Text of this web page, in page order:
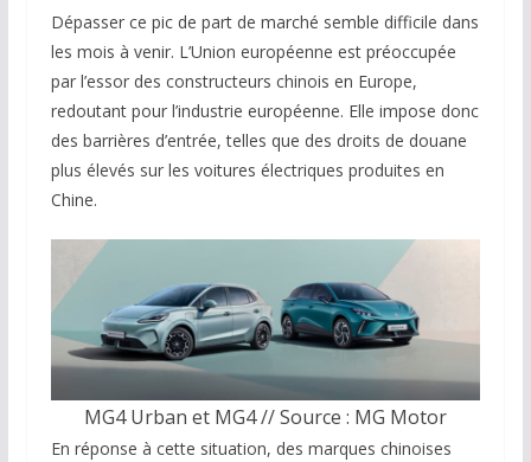
Dépasser ce pic de part de marché semble difficile dans
les mois à venir. L’Union européenne est préoccupée
par l’essor des constructeurs chinois en Europe,
redoutant pour l’industrie européenne. Elle impose donc
des barrières d’entrée, telles que des droits de douane
plus élevés sur les voitures électriques produites en
Chine.
MG4 Urban et MG4 // Source : MG Motor
En réponse à cette situation, des marques chinoises